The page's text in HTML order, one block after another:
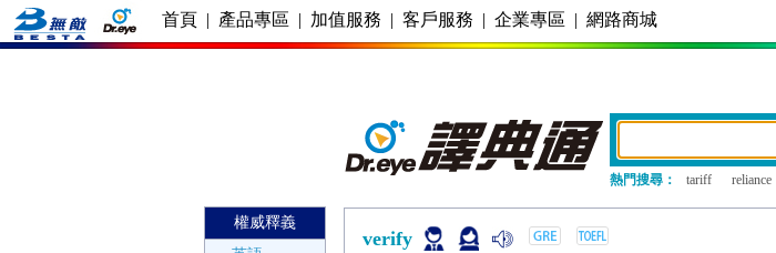
首頁 | 產品專區 | 加值服務 | 客戶服務 | 企業專區 | 網路商城
熱門搜尋： tariff reliance
權威釋義
verify